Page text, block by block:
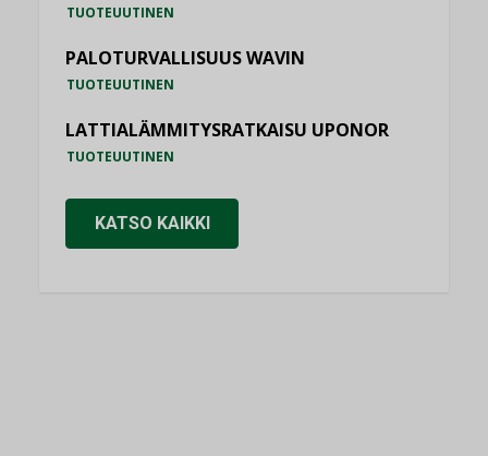
TUOTEUUTINEN
PALOTURVALLISUUS WAVIN
TUOTEUUTINEN
LATTIALÄMMITYSRATKAISU UPONOR
TUOTEUUTINEN
KATSO KAIKKI